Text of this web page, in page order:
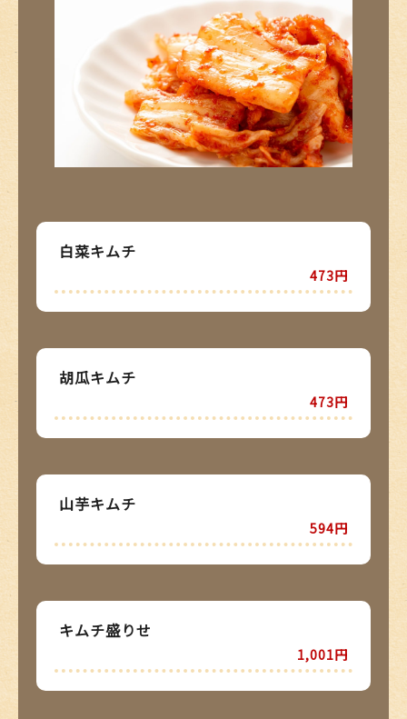
白菜キムチ
473円
胡瓜キムチ
473円
山芋キムチ
594円
キムチ盛りせ
1,001円